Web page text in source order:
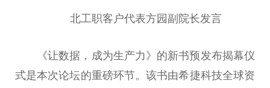
北工职客户代表方园副院长发言
《让数据，成为生产力》的新书预发布揭幕仪
式是本次论坛的重磅环节。该书由希捷科技全球资